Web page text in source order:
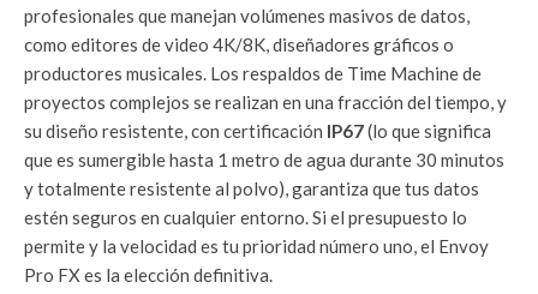
profesionales que manejan volúmenes masivos de datos,
como editores de video 4K/8K, diseñadores gráficos o
productores musicales. Los respaldos de Time Machine de
proyectos complejos se realizan en una fracción del tiempo, y
su diseño resistente, con certificación IP67(lo que significa
que es sumergible hasta 1 metro de agua durante 30 minutos
y totalmente resistente al polvo), garantiza que tus datos
estén seguros en cualquier entorno. Si el presupuesto lo
permite y la velocidad es tu prioridad número uno, el Envoy
Pro FX es la elección definitiva.